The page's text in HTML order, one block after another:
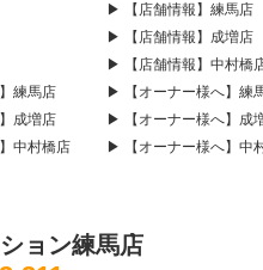
練馬店
成増店
中村橋店
▶ 【店舗情報】練馬店
▶ 【店舗情報】成増店
▶ 【店舗情報】中村橋
▶ 【オーナー様へ】練
▶ 【オーナー様へ】成
▶ 【オーナー様へ】中
ョン練馬店